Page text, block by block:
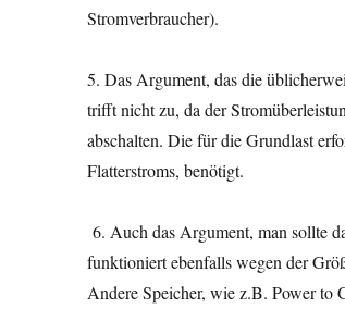
Stromverbraucher).
5. Das Argument, das die
trifft nicht zu, da der
abschalten. Die für die Grundlast
Flatterstroms, benötigt.
6. Auch das Argument, man sollte
funktioniert ebenfalls wegen der
Andere Speicher, wie z.B. Power to